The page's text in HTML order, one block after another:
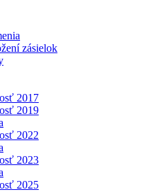
zásielok
2017
2019
2022
2023
2025